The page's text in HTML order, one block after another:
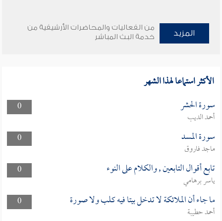
المزيد
من الفعاليات والمحاضرات الأرشيفية من
خدمة البث المباشر
الأكثر استماعا لهذا الشهر
0 سورة الحشر
أحمد الديب
0
سورة المسد
ماجد فاروق
0
تابع أقوال التابعين , والكلام على النوء
ياسر برهامي
0
ما جاء أن الملائكة لا تدخل بيتا فيه كلب ولا صورة
أحمد حطيبة